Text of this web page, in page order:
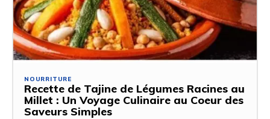
NOURRITURE
Recette de Tajine de Légumes Racines au
Millet : Un Voyage Culinaire au Coeur des
Saveurs Simples